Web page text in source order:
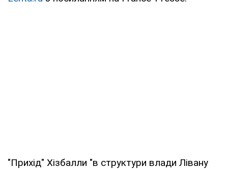
"Прихід" Хізбалли "в структури влади Лівану